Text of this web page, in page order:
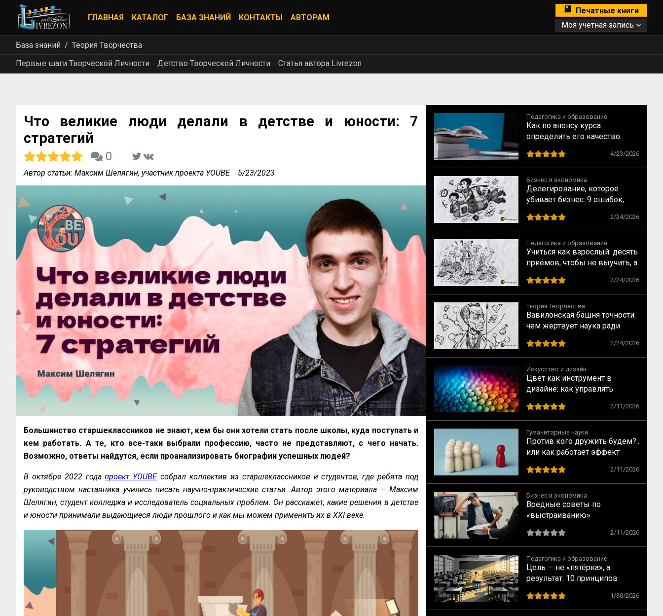
ГЛАВНАЯ КАТАЛОГ БАЗА ЗНАНИЙ КОНТАКТЫ АВТОРАМ
Печатные книги
Моя учетная запись
База знаний
Теория Творчества
Первые шаги Творческой Личности
Детство Творческой Личности Статья автора Livrezon
Что великие люди делали в детстве и юности: 7
стратегий
0
Автор статьи: Максим Шелягин, участник проекта YOUBE 5/23/2023
Большинство старшеклассников не знают, кем бы они хотели стать после школы, куда поступать и
кем работать. А те, кто все-таки выбрали профессию, часто не представляют, с чего начать.
Возможно, ответы найдутся, если проанализировать биографии успешных людей?
В октябре 2022 годапроект YOUBEсобрал коллектив из старшеклассников и студентов, где ребята под
руководством наставника учились писать научно-практические статьи. Автор этого материала – Максим
Шелягин, студент колледжа и исследователь социальных проблем. Он расскажет, какие решения в детстве
и юности принимали выдающиеся люди прошлого и как мы можем применить их в XXI веке.
Педагогика и образование
Как по анонсу курса
определить его качество:
4/23/2026
Бизнес и экономика
Делегирование, которое
убивает бизнес: 9 ошибок,
сейчас
2/24/2026
Педагогика и образование
Учиться как взрослый: десять
приёмов, чтобы не выучить, а
2/24/2026
Теория Творчества
Вавилонская башня точности:
чем жертвует наука ради
2/24/2026
Искусство и дизайн
Цвет как инструмент в
дизайне: как управлять
2/11/2026
Гуманитарные науки
Против кого дружить будем?..
или как работает эффект
2/11/2026
Бизнес и экономика
Вредные советы по
«выстраиванию»
века
2/11/2026
Педагогика и образование
Цель — не «пятёрка», а
результат: 10 принципов
обучении
1/30/2026